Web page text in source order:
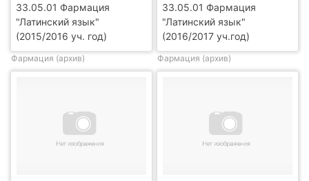
33.05.01 Фармация
"Латинский язык"
(2015/2016 уч. год)
Фармация (архив)
33.05.01 Фармация
"Латинский язык"
(2016/2017 уч.год)
Фармация (архив)